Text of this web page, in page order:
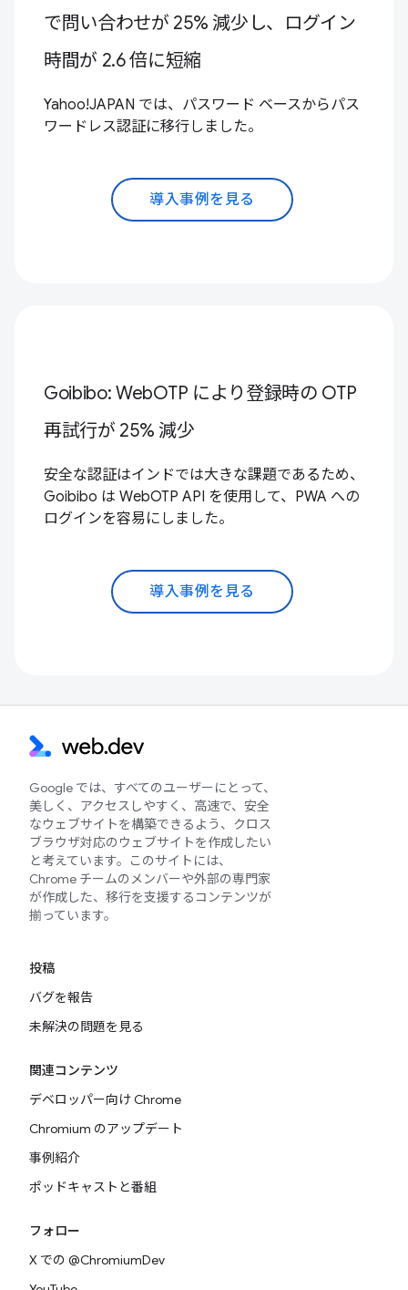
で問い合わせが 25% 減少し、ログイン
時間が 2.6 倍に短縮
Yahoo!JAPAN では、パスワード ベースからパス
ワードレス認証に移行しました。
導入事例を見る
Goibibo: WebOTP により登録時の OTP
再試行が 25% 減少
安全な認証はインドでは大きな課題であるため、
Goibibo は WebOTP API を使用して、PWA への
ログインを容易にしました。
導入事例を見る
Google では、すべてのユーザーにとって、
美しく、アクセスしやすく、高速で、安全
なウェブサイトを構築できるよう、クロス
ブラウザ対応のウェブサイトを作成したい
と考えています。このサイトには、
Chrome チームのメンバーや外部の専門家
が作成した、移行を支援するコンテンツが
揃っています。
投稿
バグを報告
未解決の問題を見る
関連コンテンツ
デベロッパー向け Chrome
Chromium のアップデート
事例紹介
ポッドキャストと番組
フォロー
X での @ChromiumDev